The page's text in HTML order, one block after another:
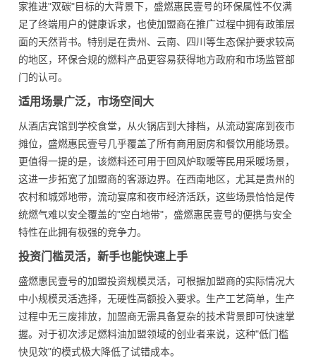
家推进"双碳"目标的大背景下，盛燃惠民壹号的环保属性不仅满
足了终端用户的健康诉求，也使加盟商在推广过程中拥有政策层
面的天然背书。特别是在贵州、云南、四川等生态保护要求较高
的地区，环保合规的燃料产品更容易获得地方政府和市场监管部
门的认可。
适用场景广泛，市场空间大
从酒店宾馆到学校食堂，从火锅店到大排档，从流动宴席到夜市
摊位，盛燃惠民壹号几乎覆盖了所有商用厨房和餐饮用能场景。
更值得一提的是，该燃料还可用于回风炉取暖等民用采暖场景，
这进一步拓宽了加盟商的客源边界。在西南地区，尤其是贵州的
农村和城郊地带，流动宴席和夜市经济活跃，这些场景恰恰是传
统燃气难以安全覆盖的"空白地带"，盛燃惠民壹号的便携与安全
特性在此拥有极强的竞争力。
投资门槛灵活，新手也能快速上手
盛燃惠民壹号的加盟投资规模灵活，可根据加盟商的实际情况大
中小规模灵活选择，无硬性高额投入要求。生产工艺简单，生产
过程中无三废排放，加盟商无需具备复杂的技术背景即可快速掌
握。对于初次涉足燃料油加盟领域的创业者来说，这种"低门槛
快见效"的模式极大降低了试错成本。